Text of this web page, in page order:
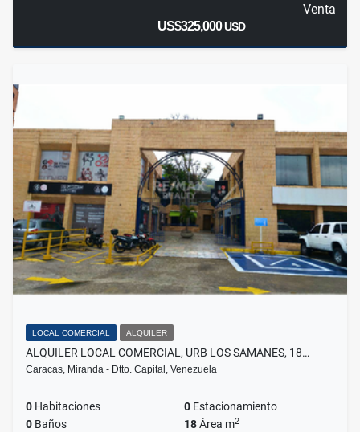
Venta
US$325,000USD
LOCAL COMERCIAL ALQUILER
ALQUILER LOCAL COMERCIAL, URB LOS SAMANES, 18…
Caracas, Miranda - Dtto. Capital, Venezuela
0 Habitaciones 0 Estacionamiento
0 Baños 18Área m2